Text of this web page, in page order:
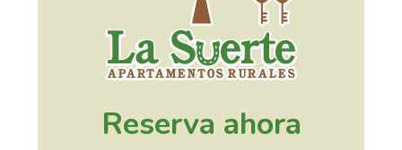
Reserva ahora